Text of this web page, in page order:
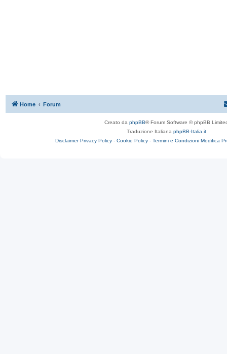
Home Forum
Creato da phpBB® Forum Software © phpBB
Traduzione Italiana phpBB-Italia.it
Disclaimer Privacy Policy - Cookie Policy - Termini e Condizioni Modifica